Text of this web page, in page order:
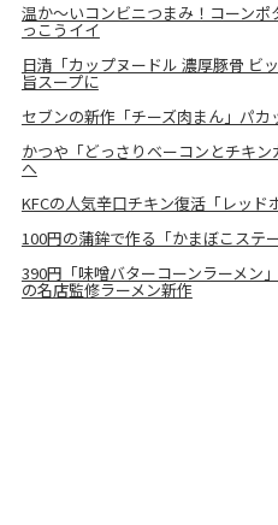
温か～いコンビニつまみ！コーン
っこうイイ
日清「カップヌードル 濃厚豚骨 ビ
旨スープに
セブンの新作「チーズ肉まん」パ
かつや「どっさりベーコンとチキ
へ
KFCの人気辛口チキン復活「レッド
100円の蒲鉾で作る「かまぼこステ
390円「味噌バターコーンラーメン
の名店監修ラーメン新作